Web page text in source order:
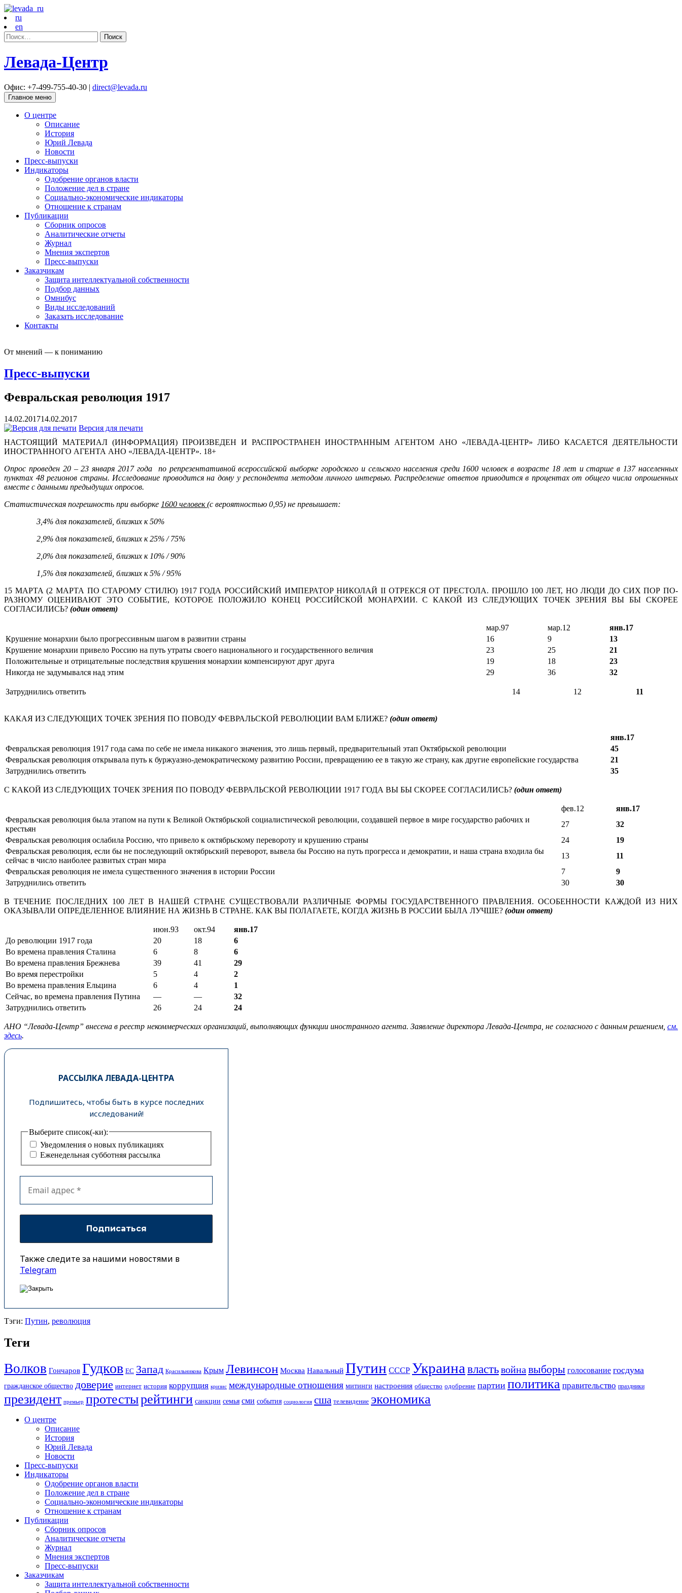
ru
en
Найти:
Левада-Центр
Офис: +7-499-755-40-30 | direct@levada.ru
Главное меню
О центре
Описание
История
Юрий Левада
Новости
Пресс-выпуски
Индикаторы
Одобрение органов власти
Положение дел в стране
Социально-экономические индикаторы
Отношение к странам
Публикации
Сборник опросов
Аналитические отчеты
Журнал
Мнения экспертов
Пресс-выпуски
Заказчикам
Защита интеллектуальной собственности
Подбор данных
Омнибус
Виды исследований
Заказать исследование
Контакты
От мнений — к пониманию
Пресс-выпуски
Февральская революция 1917
14.02.201714.02.2017
Версия для печати
НАСТОЯЩИЙ МАТЕРИАЛ (ИНФОРМАЦИЯ) ПРОИЗВЕДЕН И РАСПРОСТРАНЕН ИНОСТРАННЫМ АГЕНТОМ АНО «ЛЕВАДА-ЦЕНТР» ЛИБО КАСАЕТСЯ ДЕЯТЕЛЬНОСТИ
ИНОСТРАННОГО АГЕНТА АНО «ЛЕВАДА-ЦЕНТР». 18+
Опрос проведен 20 – 23 января 2017 года по репрезентативной всероссийской выборке городского и сельского населения среди 1600 человек в возрасте 18 лет и старше в 137 населенных
пунктах 48 регионов страны. Исследование проводится на дому у респондента методом личного интервью. Распределение ответов приводится в процентах от общего числа опрошенных
вместе с данными предыдущих опросов.
Статистическая погрешность при выборке 1600 человек(с вероятностью 0,95) не превышает:
3,4% для показателей, близких к 50%
2,9% для показателей, близких к 25% / 75%
2,0% для показателей, близких к 10% / 90%
1,5% для показателей, близких к 5% / 95%
15 МАРТА (2 МАРТА ПО СТАРОМУ СТИЛЮ) 1917 ГОДА РОССИЙСКИЙ ИМПЕРАТОР НИКОЛАЙ II ОТРЕКСЯ ОТ ПРЕСТОЛА. ПРОШЛО 100 ЛЕТ, НО ЛЮДИ ДО СИХ ПОР ПО-
РАЗНОМУ ОЦЕНИВАЮТ ЭТО СОБЫТИЕ, КОТОРОЕ ПОЛОЖИЛО КОНЕЦ РОССИЙСКОЙ МОНАРХИИ. С КАКОЙ ИЗ СЛЕДУЮЩИХ ТОЧЕК ЗРЕНИЯ ВЫ БЫ СКОРЕЕ
СОГЛАСИЛИСЬ? (один ответ)
мар.97 мар.12
янв.17
Крушение монархии было прогрессивным шагом в развитии страны
16 9
13
Крушение монархии привело Россию на путь утраты своего национального и государственного величия
23 25
21
Положительные и отрицательные последствия крушения монархии компенсируют друг друга
19 18
23
Никогда не задумывался над этим
29 36 32
Затруднились ответить 14 12 11
КАКАЯ ИЗ СЛЕДУЮЩИХ ТОЧЕК ЗРЕНИЯ ПО ПОВОДУ ФЕВРАЛЬСКОЙ РЕВОЛЮЦИИ ВАМ БЛИЖЕ? (один ответ)
янв.17
Февральская революция 1917 года сама по себе не имела никакого значения, это лишь первый, предварительный этап Октябрьской революции
45
Февральская революция открывала путь к буржуазно-демократическому развитию России, превращению ее в такую же страну, как другие европейские государства
21
Затруднились ответить
35
С КАКОЙ ИЗ СЛЕДУЮЩИХ ТОЧЕК ЗРЕНИЯ ПО ПОВОДУ ФЕВРАЛЬСКОЙ РЕВОЛЮЦИИ 1917 ГОДА ВЫ БЫ СКОРЕЕ СОГЛАСИЛИСЬ? (один ответ)
фев.12
янв.17
Февральская революция была этапом на пути к Великой Октябрьской социалистической революции, создавшей первое в мире государство рабочих и
крестьян
27
32
Февральская революция ослабила Россию, что привело к октябрьскому перевороту и крушению страны
24
19
Февральская революция, если бы не последующий октябрьский переворот, вывела бы Россию на путь прогресса и демократии, и наша страна входила бы
сейчас в число наиболее развитых стран мира
13
11
Февральская революция не имела существенного значения в истории России
7
9
Затруднились ответить
30 30
В ТЕЧЕНИЕ ПОСЛЕДНИХ 100 ЛЕТ В НАШЕЙ СТРАНЕ СУЩЕСТВОВАЛИ РАЗЛИЧНЫЕ ФОРМЫ ГОСУДАРСТВЕННОГО ПРАВЛЕНИЯ. ОСОБЕННОСТИ КАЖДОЙ ИЗ НИХ
ОКАЗЫВАЛИ ОПРЕДЕЛЕННОЕ ВЛИЯНИЕ НА ЖИЗНЬ В СТРАНЕ. КАК ВЫ ПОЛАГАЕТЕ, КОГДА ЖИЗНЬ В РОССИИ БЫЛА ЛУЧШЕ? (один ответ)
июн.93 окт.94
янв.17
До революции 1917 года
20 18
6
Во времена правления Сталина
6 8
6
Во времена правления Брежнева
39 41
29
Во время перестройки
5 4
2
Во времена правления Ельцина
6 4
1
Сейчас, во времена правления Путина
— —
32
Затруднились ответить
26 24 24
АНО “Левада-Центр” внесена в реестр некоммерческих организаций, выполняющих функции иностранного агента. Заявление директора Левада-Центра, не согласного с данным решением, см.
здесь.
РАССЫЛКА ЛЕВАДА-ЦЕНТРА
Подпишитесь, чтобы быть в курсе последних
исследований!
Выберите список(-ки):
Уведомления о новых публикациях
Еженедельная субботняя рассылка
Также следите за нашими новостями в
Telegram
Тэги: Путин, революция
Теги
Волков Гончаров Гудков ЕС Запад Красильникова Крым Левинсон Москва Навальный Путин СССР Украина властьвойна выборы голосование госдума
гражданское общество доверие интернет история коррупция кризис международные отношения митинги настроения общество одобрение партии политика правительство праздники
президент премьер протестырейтинги санкции семья сми события социология сша телевидение экономика
О центре
Описание
История
Юрий Левада
Новости
Пресс-выпуски
Индикаторы
Одобрение органов власти
Положение дел в стране
Социально-экономические индикаторы
Отношение к странам
Публикации
Сборник опросов
Аналитические отчеты
Журнал
Мнения экспертов
Пресс-выпуски
Заказчикам
Защита интеллектуальной собственности